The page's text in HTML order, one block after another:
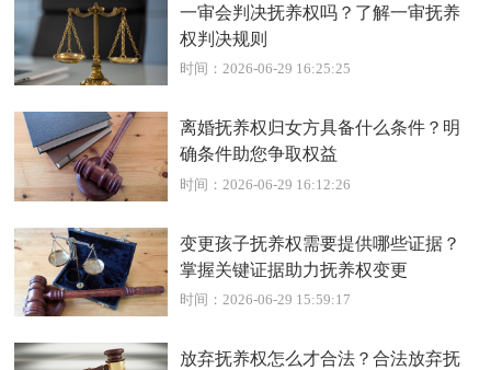
一审会判决抚养权吗？了解一审抚养
权判决规则
时间：2026-06-29 16:25:25
离婚抚养权归女方具备什么条件？明
确条件助您争取权益
时间：2026-06-29 16:12:26
变更孩子抚养权需要提供哪些证据？
掌握关键证据助力抚养权变更
时间：2026-06-29 15:59:17
放弃抚养权怎么才合法？合法放弃抚